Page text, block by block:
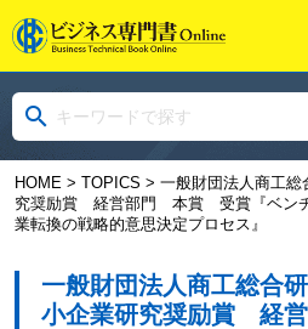
HOME> TOPICS > 一般財団法人商工
究奨励賞 経営部門 本賞 受賞『ベン
業転換の戦略的意思決定プロセス』
一般財団法人商工総合
小企業研究奨励賞 経